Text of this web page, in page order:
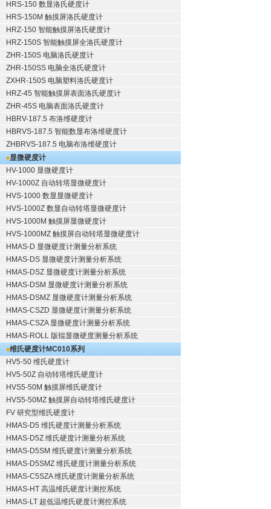
HRS-150 数显洛氏硬度计
HRS-150M 触摸屏洛氏硬度计
HRZ-150 智能触摸屏洛氏硬度计
HRZ-150S 智能触摸屏全洛氏硬度计
ZHR-150S 电脑洛氏硬度计
ZHR-150SS 电脑全洛氏硬度计
ZXHR-150S 电脑塑料洛氏硬度计
HRZ-45 智能触摸屏表面洛氏硬度计
ZHR-45S 电脑表面洛氏硬度计
HBRV-187.5 布洛维硬度计
HBRVS-187.5 智能数显布洛维硬度计
ZHBRVS-187.5 电脑布洛维硬度计
显微硬度计
HV-1000 显微硬度计
HV-1000Z 自动转塔显微硬度计
HVS-1000 数显显微硬度计
HVS-1000Z 数显自动转塔显微硬度计
HVS-1000M 触摸屏显微硬度计
HVS-1000MZ 触摸屏自动转塔显微硬度计
HMAS-D 显微硬度计测量分析系统
HMAS-DS 显微硬度计测量分析系统
HMAS-DSZ 显微硬度计测量分析系统
HMAS-DSM 显微硬度计测量分析系统
HMAS-DSMZ 显微硬度计测量分析系统
HMAS-CSZD 显微硬度计测量分析系统
HMAS-CSZA 显微硬度计测量分析系统
HMAS-ROLL 版辊显微硬度测量分析系统
维氏硬度计MC010系列
HV5-50 维氏硬度计
HV5-50Z 自动转塔维氏硬度计
HVS5-50M 触摸屏维氏硬度计
HVS5-50MZ 触摸屏自动转塔维氏硬度计
FV 研究型维氏硬度计
HMAS-D5 维氏硬度计测量分析系统
HMAS-D5Z 维氏硬度计测量分析系统
HMAS-D5SM 维氏硬度计测量分析系统
HMAS-D5SMZ 维氏硬度计测量分析系统
HMAS-C5SZA 维氏硬度计测量分析系统
HMAS-HT 高温维氏硬度计测控系统
HMAS-LT 超低温维氏硬度计测控系统